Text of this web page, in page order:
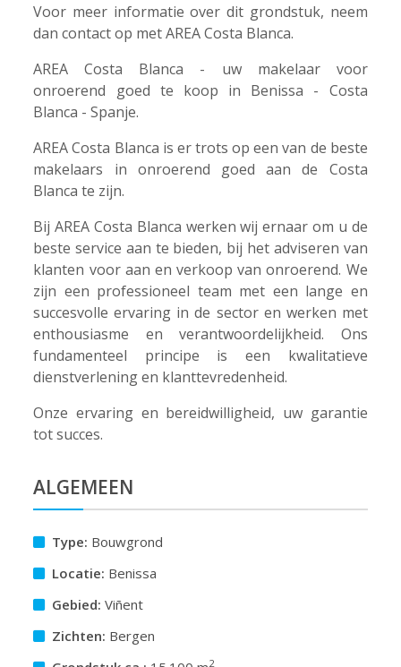
Voor meer informatie over dit grondstuk, neem
dan contact op met AREA Costa Blanca.
AREA Costa Blanca - uw makelaar voor
onroerend goed te koop in Benissa - Costa
Blanca - Spanje.
AREA Costa Blanca is er trots op een van de beste
makelaars in onroerend goed aan de Costa
Blanca te zijn.
Bij AREA Costa Blanca werken wij ernaar om u de
beste service aan te bieden, bij het adviseren van
klanten voor aan en verkoop van onroerend. We
zijn een professioneel team met een lange en
succesvolle ervaring in de sector en werken met
enthousiasme en verantwoordelijkheid. Ons
fundamenteel principe is een kwalitatieve
dienstverlening en klanttevredenheid.
Onze ervaring en bereidwilligheid, uw garantie
tot succes.
ALGEMEEN
Type: Bouwgrond
Locatie: Benissa
Gebied: Viñent
Zichten: Bergen
2